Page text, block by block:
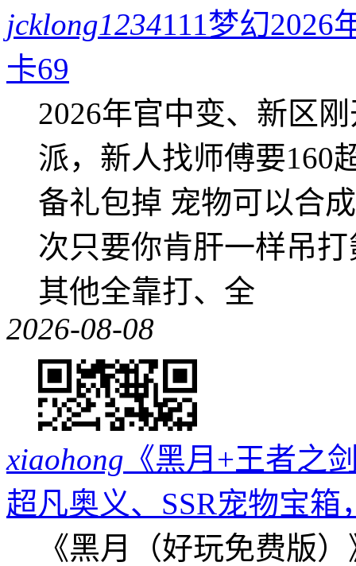
jcklong1234111梦幻2026
卡69
2026年官中变、新区
派，新人找师傅要160
备礼包掉 宠物可以合
次只要你肯肝一样吊
其他全靠打、全
2026-08-08
xiaohong 《黑月+王者之
超凡奥义、SSR宠物宝箱
《黑月（好玩免费版